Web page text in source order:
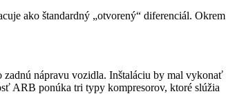
ako štandardný „otvorený“ diferenciál. Okrem
nápravu vozidla. Inštaláciu by mal vykonať
ARB ponúka tri typy kompresorov, ktoré slúžia